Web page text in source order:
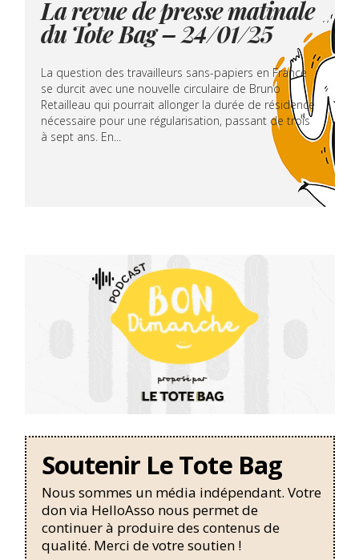
La revue de presse matinale
du Tote Bag – 24/01/25
La question des travailleurs sans-papiers en France
se durcit avec une nouvelle circulaire de Bruno
Retailleau qui pourrait allonger la durée de résidence
nécessaire pour une régularisation, passant de trois
à sept ans. En...
Soutenir Le Tote Bag
Nous sommes un média indépendant. Votre
don via HelloAsso nous permet de
continuer à produire des contenus de
qualité. Merci de votre soutien !